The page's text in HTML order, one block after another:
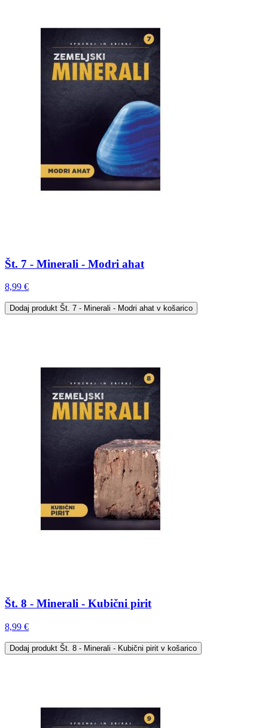
Št. 7 - Minerali - Modri ahat
8,99 €
Dodaj produkt Št. 7 - Minerali - Modri ahat v košarico
Št. 8 - Minerali - Kubični pirit
8,99 €
Dodaj produkt Št. 8 - Minerali - Kubični pirit v košarico